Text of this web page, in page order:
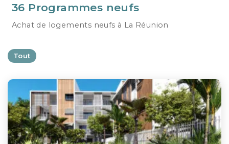
36 Programmes neufs
Achat de logements neufs à La Réunion
Tout